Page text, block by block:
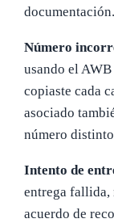
documentación.
Número
usando el
copiaste cada
asociado
número
Intento de
entrega fallida,
acuerdo de